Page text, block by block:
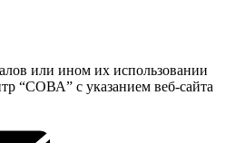
или ином их использовании
“СОВА” с указанием веб-сайта